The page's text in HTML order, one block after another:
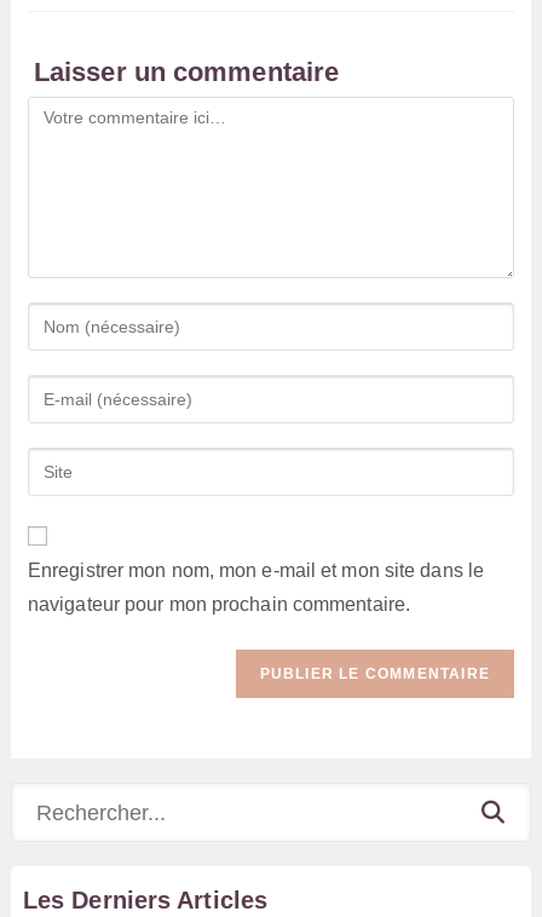
Laisser un commentaire
Comment
your
name
comment
your
email
address
l’URL
votre
site
(facultatif)
Enregistrer mon nom, mon e-mail et mon site dans le
navigateur pour mon prochain commentaire.
Les Derniers Articles